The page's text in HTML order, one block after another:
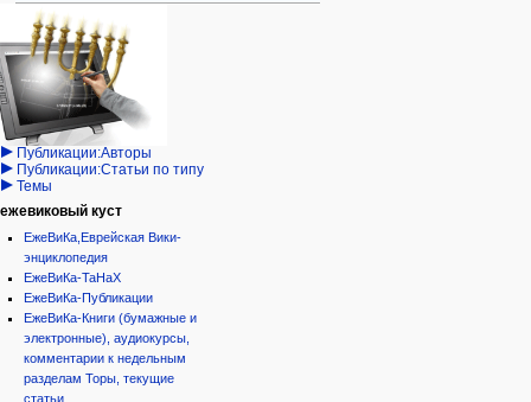
Навигация
персональные инструменты
войти
запрос
учётной
записи
категории
Израиль:Страна и
государство
Иудаизм
Народ
Проекты
Проекты/Участники/
дополнения
Публикации:Авторы
Публикации:Статьи по типу
Темы
ежевиковый куст
ЕжеВиКа,Еврейская Вики-
энциклопедия
ЕжеВиКа-ТаНаХ
ЕжеВиКа-Публикации
ЕжеВиКа-Книги (бумажные и
электронные), аудиокурсы,
комментарии к недельным
разделам Торы, текущие
статьи